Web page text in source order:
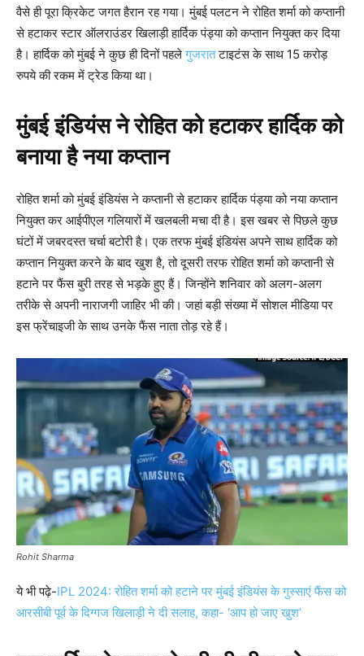
वैसे ही पूरा क्रिकेट जगत हैरान रह गया। मुंबई पलटन ने रोहित शर्मा को कप्तानी
से हटाकर स्टार ऑलराउंडर खिलाड़ी हार्दिक पंड्या को कप्तान नियुक्त कर दिया
है। हार्दिक को मुंबई ने कुछ ही दिनों पहलेगुजरातटाइटंस के साथ 15 करोड़
रुपये की रकम में ट्रेड किया था।
मुंबई इंडियंस ने रोहित को हटाकर हार्दिक को
बनाया है नया कप्तान
रोहित शर्मा को मुंबई इंडियंस ने कप्तानी से हटाकर हार्दिक पंड्या को नया कप्तान
नियुक्त कर आईपीएल गलियारों में खलबली मचा दी है। इस खबर से पिछले कुछ
घंटों में जबरदस्त चर्चा बटोरी है। एक तरफ मुंबई इंडियंस अपने साथ हार्दिक को
कप्तान नियुक्त करने के बाद खुश है, तो दूसरी तरफ रोहित शर्मा को कप्तानी से
हटाने पर फैंस बुरी तरह से भड़के हुए हैं। जिन्होंने शनिवार को अलग-अलग
तरीके से अपनी नाराजगी जाहिर भी की। जहां बड़ी संख्या में सोशल मीडिया पर
इस फ्रेंचाइजी के साथ उनके फैंस नाता तोड़ रहे हैं।
Rohit Sharma
ये भी पढ़े-IPL 2024: रोहित शर्मा को हटाने पर मुंबई इंडियंस के गुस्साएं फैंस को
आरसीबी पूर्व के दिग्गज खिलाड़ी ने दी सलाह, कहा- ‘आप हो जाए खुश’